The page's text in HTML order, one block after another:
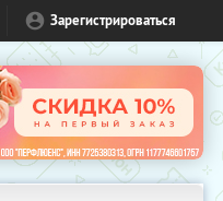
Зарегистрироваться